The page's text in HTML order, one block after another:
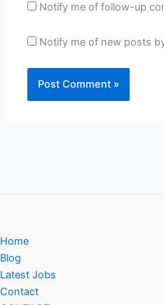
Notify me of follow-up
Notify me of new posts
Home
Blog
Latest Jobs
Contact